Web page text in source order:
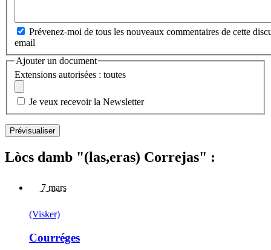
Prévenez-moi de tous les nouveaux commentaires de cette
email
Ajouter un document
Extensions autorisées : toutes
Je veux recevoir la Newsletter
Lòcs damb "(las,eras) Correjas" :
7 mars
(Visker)
Courréges